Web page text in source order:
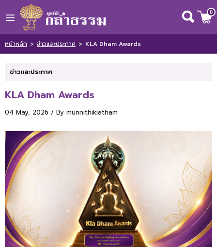
Wishlist( 0 )
หน้าหลัก
เกี่ยวกับเรา
0
หน้าหลัก > ข่าวและประกาศ > KLA Dham Awards
ข่าวและประกาศ
KLA Dham Awards
04 May, 2026 / By munnithiklatham